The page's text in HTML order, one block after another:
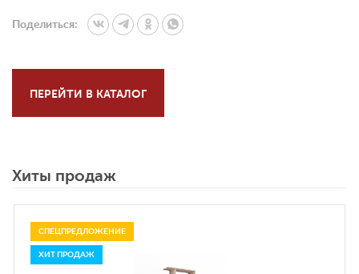
Поделиться:
ПЕРЕЙТИ В КАТАЛОГ
Хиты продаж
СПЕЦПРЕДЛОЖЕНИЕ
ХИТ ПРОДАЖ